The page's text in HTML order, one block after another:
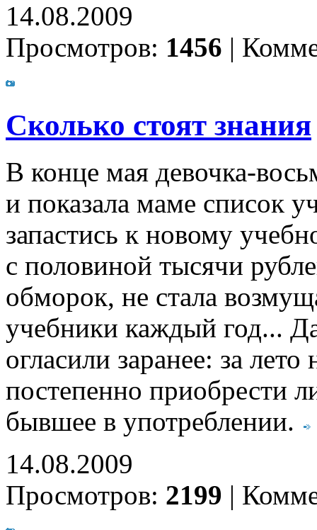
14.08.2009
Просмотров: 1456 |
Сколько стоят знания
В конце мая девочка-
и показала маме список
запастись к новому
с половиной тысячи
обморок, не стала
учебники каждый год...
огласили заранее: за
постепенно приобрести
бывшее в употреблении.
14.08.2009
Просмотров: 2199 |